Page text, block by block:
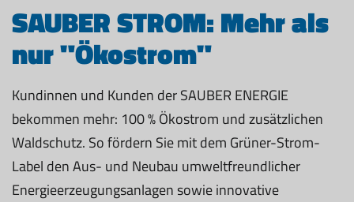
SAUBER STROM: Mehr als
nur "Ökostrom"
Kundinnen und Kunden der SAUBER ENERGIE
bekommen mehr: 100 % Ökostrom und zusätzlichen
Waldschutz. So fördern Sie mit dem Grüner-Strom-
Label den Aus- und Neubau umweltfreundlicher
Energieerzeugungsanlagen sowie innovative